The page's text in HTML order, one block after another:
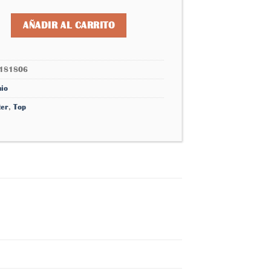
ópalo engarzado 6666168181806 cantidad
AÑADIR AL CARRITO
Top